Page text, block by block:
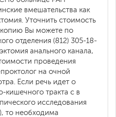
вмешательства как
Уточнить стоимость
Вы можете по
отделения (812) 305-18-
анального канала,
проведения
на очной
Если речь идет о
кишечного тракта с в
исследования
то необходима